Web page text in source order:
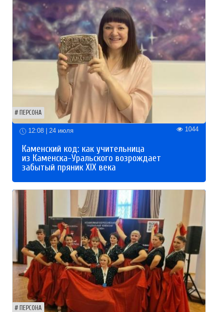
ПЕРСОНА
12:08 | 24 июля 1044
Каменский код: как учительница
из Каменска-Уральского возрождает
забытый пряник XIX века
ПЕРСОНА